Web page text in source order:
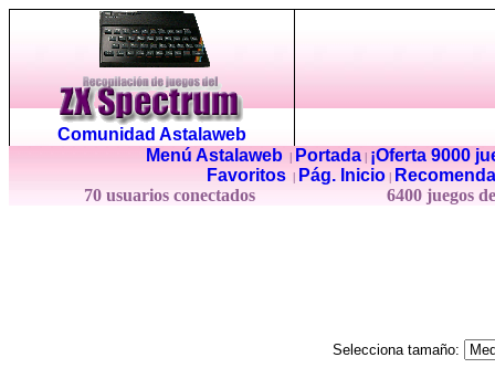
Comunidad Astalaweb
Menú Astalaweb| Portada|
¡Oferta 9000
Favoritos
Pág. Inicio
70 usuarios conectados
6400 juegos
Selecciona tamaño: